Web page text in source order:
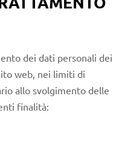
dei dati personali dei
web, nei limiti di
allo svolgimento delle
finalità: